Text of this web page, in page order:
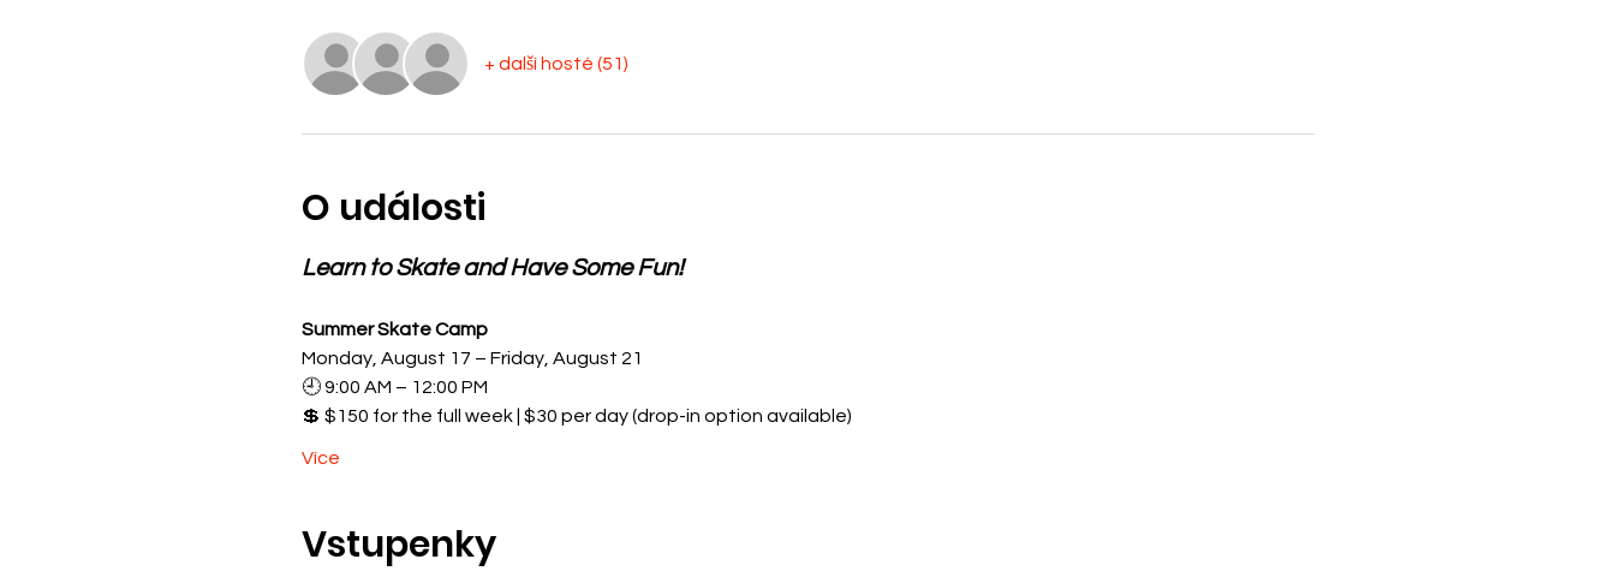
+ další hosté (51)
O události
Learn to Skate and Have Some Fun!
Summer Skate Camp
Monday, August 17 – Friday, August 21
🕘 9:00 AM – 12:00 PM
💲 $150 for the full week | $30 per day (drop-in option available)
Více
Vstupenky